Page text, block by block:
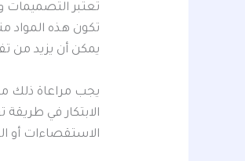
تكون هذه المواد
يمكن أن يزيد من
يجب مراعاة ذلك
الابتكار في
الاستقصاءات أو